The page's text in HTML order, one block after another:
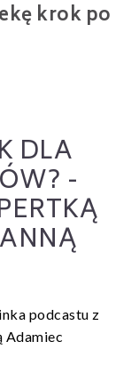
krok po
DLA
-
podcastu z
Adamiec